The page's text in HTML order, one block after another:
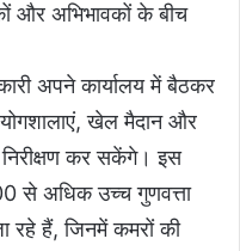
और अभिभावकों के बीच
अपने कार्यालय में बैठकर
खेल मैदान और
कर सकेंगे। इस
से अधिक उच्च गुणवत्ता
रहे हैं, जिनमें कमरों की